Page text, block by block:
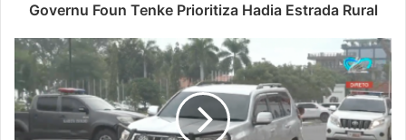
Governu Foun Tenke Prioritiza Hadia Estrada Rural